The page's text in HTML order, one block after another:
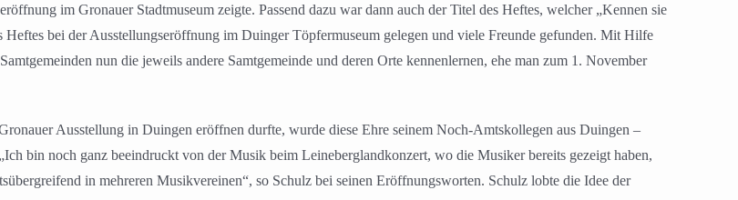
im Gronauer Stadtmuseum zeigte. Passend dazu war dann auch der Titel des Heftes, welcher „Kennen sie
bei der Ausstellungseröffnung im Duinger Töpfermuseum gelegen und viele Freunde gefunden. Mit Hilfe
nun die jeweils andere Samtgemeinde und deren Orte kennenlernen, ehe man zum 1. November
Ausstellung in Duingen eröffnen durfte, wurde diese Ehre seinem Noch-Amtskollegen aus Duingen –
bin noch ganz beeindruckt von der Musik beim Leineberglandkonzert, wo die Musiker bereits gezeigt haben,
in mehreren Musikvereinen“, so Schulz bei seinen Eröffnungsworten. Schulz lobte die Idee der